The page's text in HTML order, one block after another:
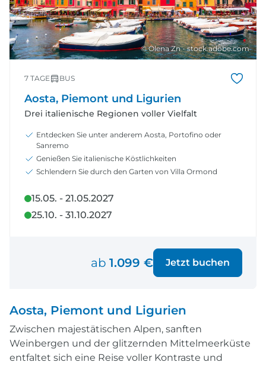
© Olena Zn - stock.adobe.com
7 TAGE BUS
Aosta, Piemont und Ligurien
Drei italienische Regionen voller Vielfalt
Entdecken Sie unter anderem Aosta, Portofino oder
Sanremo
Genießen Sie italienische Köstlichkeiten
Schlendern Sie durch den Garten von Villa Ormond
15.05. - 21.05.2027
25.10. - 31.10.2027
ab 1.099 € Jetzt buchen
Aosta, Piemont und Ligurien
Zwischen majestätischen Alpen, sanften
Weinbergen und der glitzernden Mittelmeerküste
entfaltet sich eine Reise voller Kontraste und